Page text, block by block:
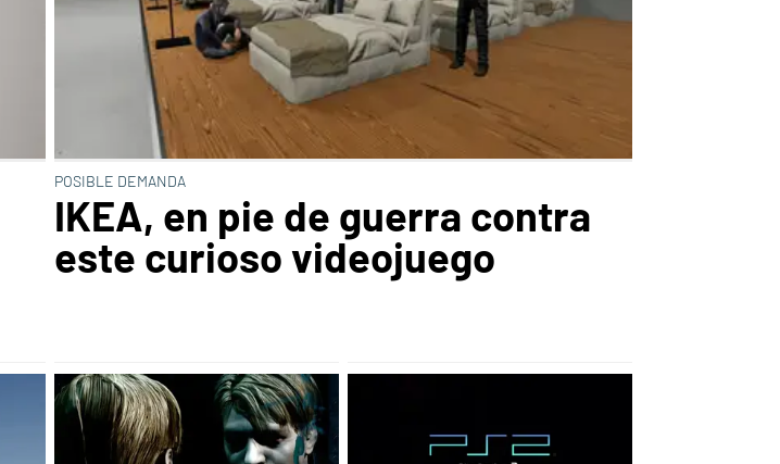
POSIBLE DEMANDA
IKEA, en pie de guerra contra
este curioso videojuego